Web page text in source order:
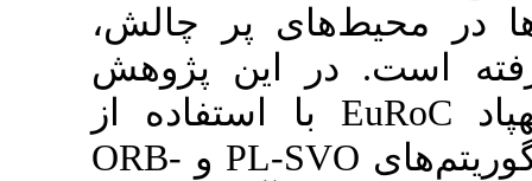
پر چالش،
این پژوهش
با استفاده از
PL-و ORB-